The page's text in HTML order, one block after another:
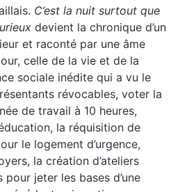
C’est la nuit surtout que
devient la chronique d’un
et raconté par une âme
celle de la vie et de la
sociale inédite qui a vu le
révocables, voter la
de travail à 10 heures,
la réquisition de
le logement d’urgence,
la création d’ateliers
jeter les bases d’une